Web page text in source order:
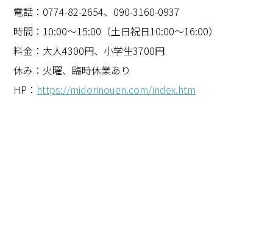
電話： 0774-82-2654、 090-3160-0937
時間： 10:00～15:00 （土日祝日10:00～16:00）
料金：大人4300円、小学生3700円
休み：火曜、臨時休業あり
HP ： https://midorinouen.com/index.htm